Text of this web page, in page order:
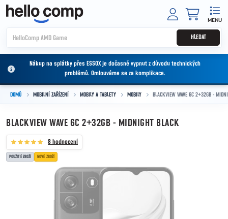
Přejít na obsah
HLEDAT
Nákup na splátky přes ESSOX je dočasně vypnut z důvodu technických
problémů. Omlouváme se za komplikace.
DOMŮ MOBILNÍ ZAŘÍZENÍ MOBILY A TABLETY MOBILY BLACKVIEW WAVE 6C 2+32GB -
BLACKVIEW WAVE 6C 2+32GB - MIDNIGHT BLACK
8 hodnocení
POUŽITÉ ZBOŽÍ NOVÉ ZBOŽÍ